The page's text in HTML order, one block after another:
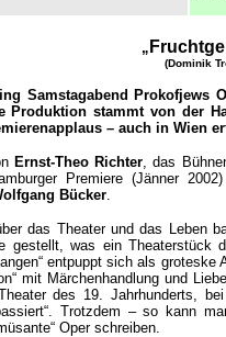
„
(Dominik
Samstagabend Prokofjews
Produktion stammt von der
– auch in Wien
Ernst-Theo Richter, das
Premiere (Jänner
Bücker.
das Theater und das Leben
gestellt, was ein Theaterstück
entpuppt sich als
mit Märchenhandlung und
des 19. Jahrhunderts,
Trotzdem – so kann
Oper schreiben.